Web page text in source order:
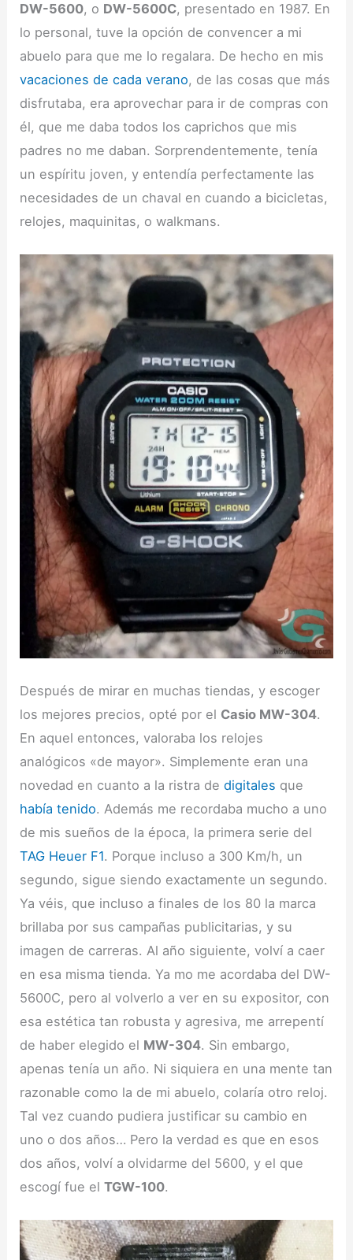
DW-5600, o DW-5600C, presentado en 1987. En
lo personal, tuve la opción de convencer a mi
abuelo para que me lo regalara. De hecho en mis
vacaciones de cada verano, de las cosas que más
disfrutaba, era aprovechar para ir de compras con
él, que me daba todos los caprichos que mis
padres no me daban. Sorprendentemente, tenía
un espíritu joven, y entendía perfectamente las
necesidades de un chaval en cuando a bicicletas,
relojes, maquinitas, o walkmans.
Después de mirar en muchas tiendas, y escoger
los mejores precios, opté por el Casio MW-304.
En aquel entonces, valoraba los relojes
analógicos «de mayor». Simplemente eran una
novedad en cuanto a la ristra dedigitales que
había tenido. Además me recordaba mucho a uno
de mis sueños de la época, la primera serie del
TAG Heuer F1. Porque incluso a 300 Km/h, un
segundo, sigue siendo exactamente un segundo.
Ya véis, que incluso a finales de los 80 la marca
brillaba por sus campañas publicitarias, y su
imagen de carreras. Al año siguiente, volví a caer
en esa misma tienda. Ya mo me acordaba del DW-
5600C, pero al volverlo a ver en su expositor, con
esa estética tan robusta y agresiva, me arrepentí
de haber elegido el MW-304. Sin embargo,
apenas tenía un año. Ni siquiera en una mente tan
razonable como la de mi abuelo, colaría otro reloj.
Tal vez cuando pudiera justificar su cambio en
uno o dos años… Pero la verdad es que en esos
dos años, volví a olvidarme del 5600, y el que
escogí fue elTGW-100.